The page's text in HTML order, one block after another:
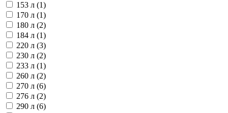
153 л (1)
170 л (1)
180 л (2)
184 л (1)
220 л (3)
230 л (2)
233 л (1)
260 л (2)
270 л (6)
276 л (2)
290 л (6)